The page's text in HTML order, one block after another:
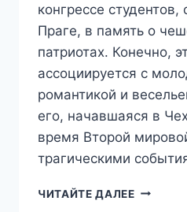
конгрессе
Праге, в память о
патриотах. Конечно,
ассоциируется с
романтикой и
его, начавшаяся в
время Второй
трагическими
ЧИТАЙТЕ ДАЛЕЕ17.11